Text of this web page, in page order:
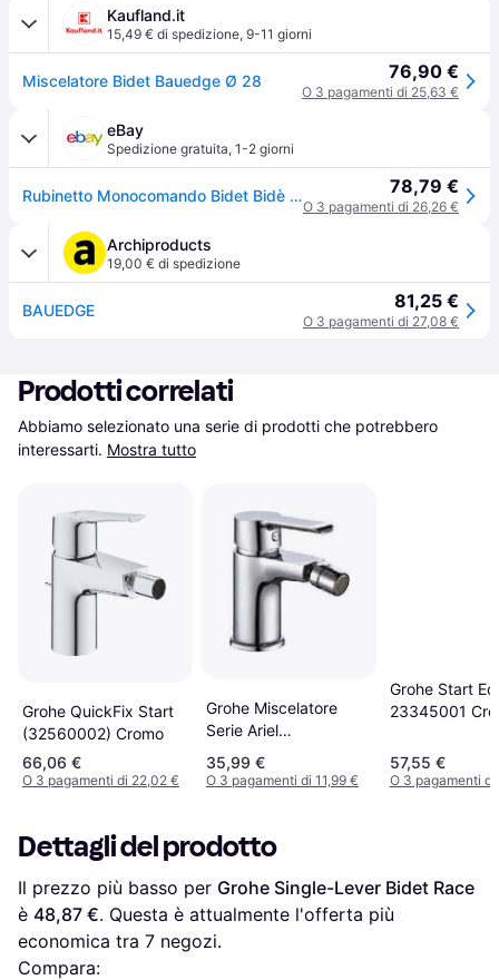
Kaufland.it
15,49 € di spedizione, 9-11 giorni
Miscelatore Bidet Bauedge Ø 28 76,90 €
O 3 pagamenti di 25,63 €
eBay
Spedizione gratuita, 1-2 giorni
Rubinetto Monocomando Bidet Bidè Bagno Miscelatore Cromo Grohe Bauedge 78,79 €
O 3 pagamenti di 26,26 €
Archiproducts
19,00 € di spedizione
BAUEDGE 81,25 €
O 3 pagamenti di 27,08 €
Prodotti correlati
Abbiamo selezionato una serie di prodotti che potrebbero
interessarti. Mostra tutto
Grohe QuickFix Start
(32560002) Cromo
66,06 €
O 3 pagamenti di 22,02 €
Grohe Miscelatore
Serie Ariel
Monocomando Bidet
793CR
35,99 €
O 3 pagamenti di 11,99 €
Grohe Start
23345001
57,55 €
O 3 pagamenti di
Dettagli del prodotto
Il prezzo più basso per Grohe Single-Lever Bidet Race
è 48,87 €. Questa è attualmente l'offerta più
economica tra 7 negozi.
Compara: